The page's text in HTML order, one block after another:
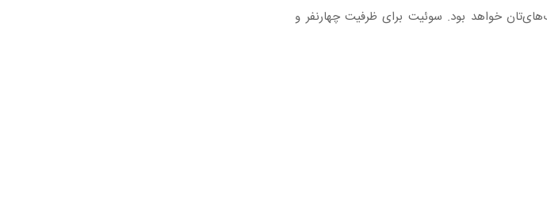
خواهد بود. سوئیت برای ظرفیت چهارنفر و